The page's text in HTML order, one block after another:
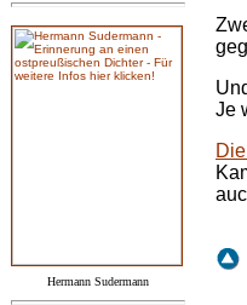
Hermann Sudermann
Je